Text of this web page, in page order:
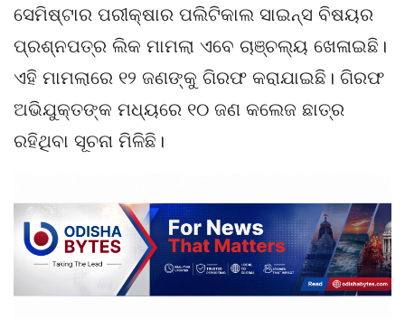
ସେମିଷ୍ଟାର ପରୀକ୍ଷାର ପଲିଟିକାଲ ସାଇନ୍ସ ବିଷୟର
ପ୍ରଶ୍ନପତ୍ର ଲିକ ମାମଲା ଏବେ ଚାଞ୍ଚଲ୍ୟ ଖେଳାଇଛି।
ଏହି ମାମଲାରେ ୧୨ ଜଣଙ୍କୁ ଗିରଫ କରାଯାଇଛି। ଗିରଫ
ଅଭିଯୁକ୍ତଙ୍କ ମଧ୍ୟରେ ୧୦ ଜଣ କଲେଜ ଛାତ୍ର
ରହିଥିବା ସୂଚନା ମିଳିଛି।